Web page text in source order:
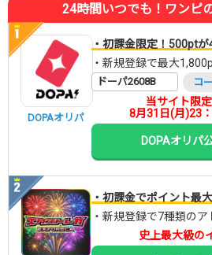
24時間いつでも！ワンピ
DOPAオリパ
・初課金限定！500pt
・新規登録で最大
ドーパ2608B コ
当サイト限
8月31日(月)23
DOPAオリパ
・初課金でポイント最
・新規登録で7種類の
史上最大級の